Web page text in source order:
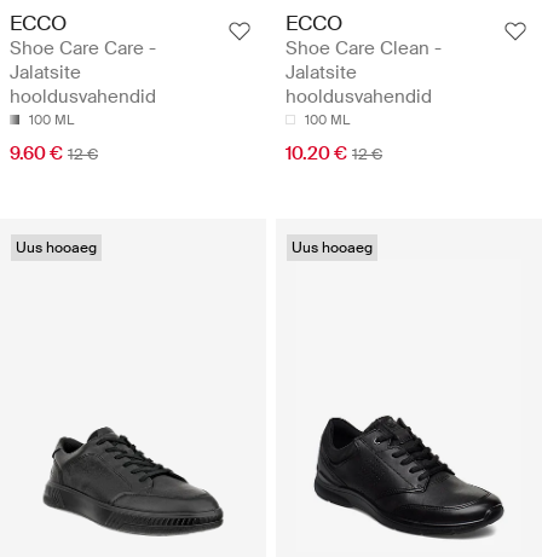
ECCO
Shoe Care Care -
Jalatsite
hooldusvahendid
100 ML
9.60 € 12 €
ECCO
Shoe Care Clean -
Jalatsite
hooldusvahendid
100 ML
10.20 € 12 €
Uus hooaeg Uus hooaeg